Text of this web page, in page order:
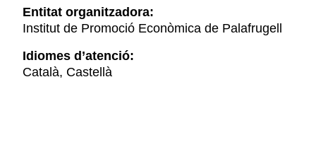
Entitat organitzadora:
Institut de Promoció Econòmica de Palafrugell
Idiomes d’atenció:
Català, Castellà